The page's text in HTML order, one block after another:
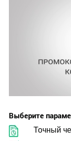
Выберите
Точный